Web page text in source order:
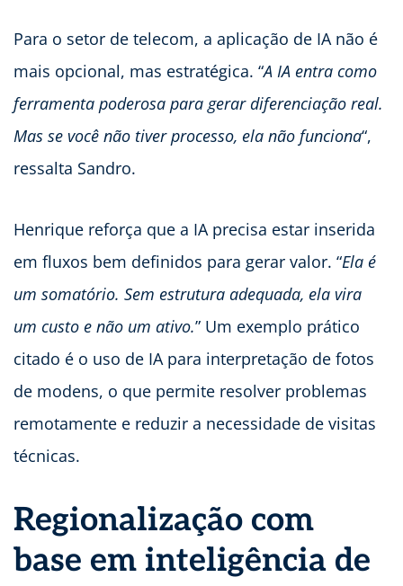
Para o setor de telecom, a aplicação de IA não é
mais opcional, mas estratégica. “A IA entra como
ferramenta poderosa para gerar diferenciação real.
Mas se você não tiver processo, ela não funciona“,
ressalta Sandro.
Henrique reforça que a IA precisa estar inserida
em fluxos bem definidos para gerar valor. “Ela é
um somatório. Sem estrutura adequada, ela vira
um custo e não um ativo.” Um exemplo prático
citado é o uso de IA para interpretação de fotos
de modens, o que permite resolver problemas
remotamente e reduzir a necessidade de visitas
técnicas.
Regionalização com
base em inteligência de